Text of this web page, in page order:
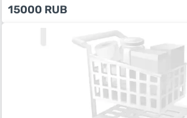
15000 RUB